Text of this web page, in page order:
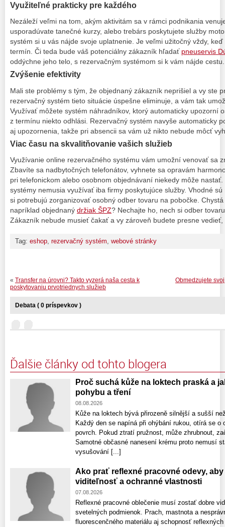
Využiteľné prakticky pre každého
Nezáleží veľmi na tom, akým aktivitám sa v rámci podnikania
usporadúvate tanečné kurzy, alebo trebárs poskytujete služby
systém si u vás nájde svoje uplatnenie. Je veľmi užitočný vždy,
termín. Či teda bude váš potenciálny zákazník hľadať pneuservis
oddýchne jeho telo, s rezervačným systémom si k vám nájde
Zvýšenie efektivity
Mali ste problémy s tým, že objednaný zákazník neprišiel a vy ste
rezervačný systém tieto situácie úspešne eliminuje, a vám tak
Využívať môžete systém náhradníkov, ktorý automaticky upozorní
z termínu niekto odhlási. Rezervačný systém navyše automaticky
aj upozornenia, takže pri absencii sa vám už nikto nebude môcť
Viac času na skvalitňovanie vašich služieb
Využívanie online rezervačného systému vám umožní venovať sa
Zbavíte sa nadbytočných telefonátov, vyhnete sa opravám
pri telefonickom alebo osobnom objednávaní niekedy môže
systémy nemusia využívať iba firmy poskytujúce služby. Vhodné
si potrebujú zorganizovať osobný odber tovaru na pobočke.
napríklad objednaný držiak ŠPZ? Nechajte ho, nech si odber
Zákazník nebude musieť čakať a vy zároveň budete presne
Tag: eshop, rezervačný systém, webové stránky
Obmedzujete
« Transfer na úrovni? Takto vyzerá naša cesta k
poskytovaniu prvotriednych služieb
Debata ( 0 príspevkov )
Ďalšie články od tohto blogera
Proč suchá kůže na loktech praská a
pohybu a tření
08.08.2026
Kůže na loktech bývá přirozeně silnější a sušší
Každý den se napíná při ohýbání rukou, otírá se
povrch. Pokud ztratí pružnost, může zhrubnout,
Samotné občasné nanesení krému proto nemusí
vysušování [...]
Ako prať reflexné pracovné odevy,
viditeľnosť a ochranné vlastnosti
07.08.2026
Reflexné pracovné oblečenie musí zostať dobre
svetelných podmienok. Prach, mastnota a
fluorescenčného materiálu aj schopnosť